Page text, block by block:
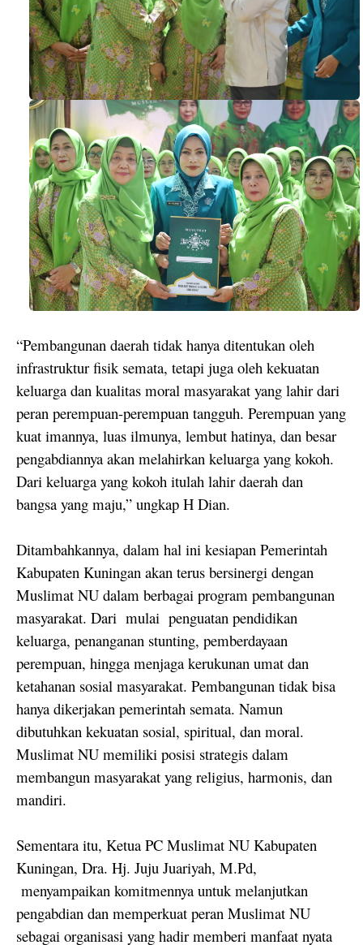
“Pembangunan daerah tidak hanya ditentukan oleh
infrastruktur fisik semata, tetapi juga oleh kekuatan
keluarga dan kualitas moral masyarakat yang lahir dari
peran perempuan-perempuan tangguh. Perempuan yang
kuat imannya, luas ilmunya, lembut hatinya, dan besar
pengabdiannya akan melahirkan keluarga yang kokoh.
Dari keluarga yang kokoh itulah lahir daerah dan
bangsa yang maju,” ungkap H Dian.
Ditambahkannya, dalam hal ini kesiapan Pemerintah
Kabupaten Kuningan akan terus bersinergi dengan
Muslimat NU dalam berbagai program pembangunan
masyarakat. Dari mulai penguatan pendidikan
keluarga, penanganan stunting, pemberdayaan
perempuan, hingga menjaga kerukunan umat dan
ketahanan sosial masyarakat. Pembangunan tidak bisa
hanya dikerjakan pemerintah semata. Namun
dibutuhkan kekuatan sosial, spiritual, dan moral.
Muslimat NU memiliki posisi strategis dalam
membangun masyarakat yang religius, harmonis, dan
mandiri.
Sementara itu, Ketua PC Muslimat NU Kabupaten
Kuningan, Dra. Hj. Juju Juariyah, M.Pd,
menyampaikan komitmennya untuk melanjutkan
pengabdian dan memperkuat peran Muslimat NU
sebagai organisasi yang hadir memberi manfaat nyata